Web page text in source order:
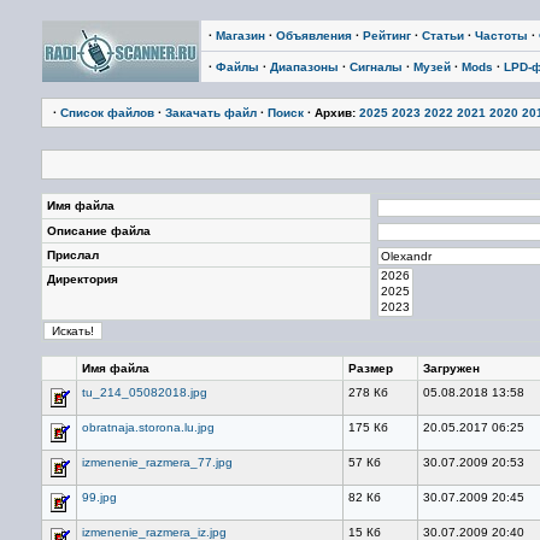
· Магазин · Объявления · Рейтинг · Статьи · Частоты ·
· Файлы · Диапазоны · Сигналы · Музей · Mods · LPD-
· Список файлов · Закачать файл · Поиск · Архив: 2025 2023 2022 2021 2020
Имя файла
Описание файла
Прислал
Директория
Имя файла Размер
Загружен
tu_214_05082018.jpg
278 Кб 05.08.2018 13:58
obratnaja.storona.lu.jpg 175 Кб 20.05.2017 06:25
izmenenie_razmera_77.jpg 57 Кб 30.07.2009 20:53
99.jpg 82 Кб 30.07.2009 20:45
izmenenie_razmera_iz.jpg 15 Кб 30.07.2009 20:40